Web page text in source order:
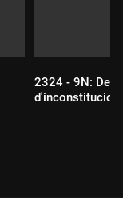
2324 - 9N: De